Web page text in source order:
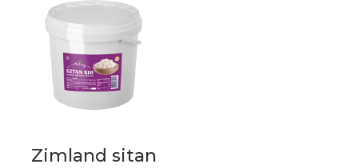
Zimland sitan